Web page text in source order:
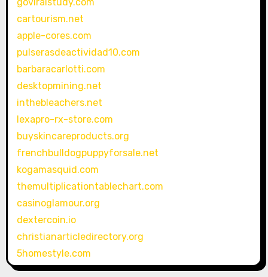
cartourism.net
apple-cores.com
pulserasdeactividad10.com
barbaracarlotti.com
desktopmining.net
inthebleachers.net
lexapro-rx-store.com
buyskincareproducts.org
frenchbulldogpuppyforsale.net
kogamasquid.com
themultiplicationtablechart.com
casinoglamour.org
dextercoin.io
christianarticledirectory.org
5homestyle.com